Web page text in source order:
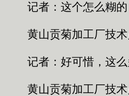
记者：这个怎么糊的
黄山贡菊加工厂技术
记者：好可惜，这么
黄山贡菊加工厂技术